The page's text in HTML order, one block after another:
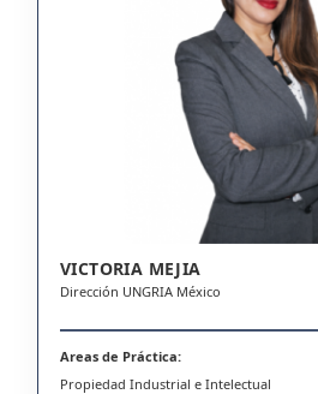
VICTORIA MEJIA
Dirección UNGRIA México
Areas de Práctica:
Propiedad Industrial e Intelectual